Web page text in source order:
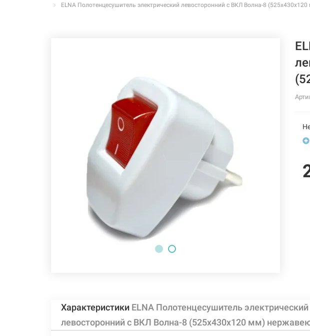
ELNA Полотенцесушитель электрический левосторонний с ВКЛ Волна-8
Характеристики ELNA Полотенцесушитель электрический
левосторонний с ВКЛ Волна-8 (525х430х120 мм)